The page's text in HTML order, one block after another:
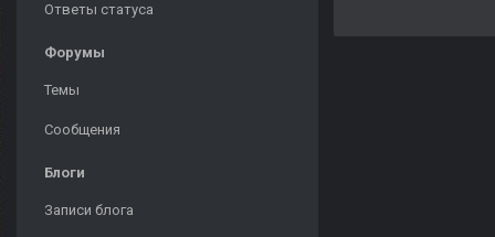
Ответы статуса
Форумы
Темы
Сообщения
Блоги
Записи блога